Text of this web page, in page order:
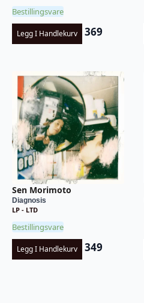
Bestillingsvare
Legg I Handlekurv 369
Sen Morimoto
Diagnosis
LP - LTD
Bestillingsvare
Legg I Handlekurv 349